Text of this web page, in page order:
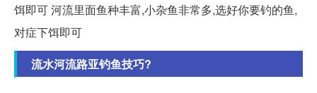
饵即可 河流里面鱼种丰富,小杂鱼非常多,选好你要钓的鱼,
对症下饵即可
流水河流路亚钓鱼技巧?